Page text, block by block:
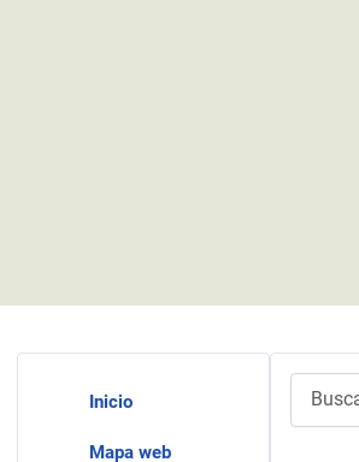
Inicio
Mapa web